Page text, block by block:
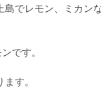
でレモン、ミカン
です。
す。